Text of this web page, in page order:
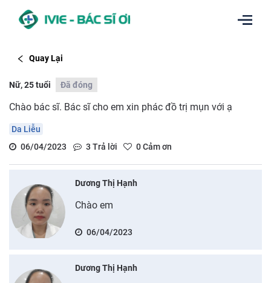
Quay Lại
Nữ, 25 tuổi Đã đóng
Chào bác sĩ. Bác sĩ cho em xin phác đồ trị mụn với ạ
Da Liễu
06/04/2023
3 Trả lời 0Cảm ơn
Dương Thị Hạnh
Chào em
06/04/2023
Dương Thị Hạnh